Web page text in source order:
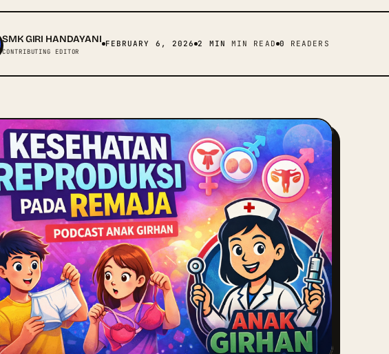
SMK GIRI HANDAYANI
CONTRIBUTING EDITOR
FEBRUARY 6, 2026 2 MIN MIN READ 0 READERS